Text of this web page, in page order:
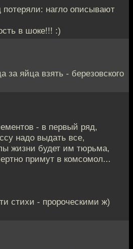
нагло описывают
в шоке!!! :)
за яйца взять - березовского
- в первый ряд,
надо выдать все,
жизни будет им тюрьма,
примут в комсомол...
стихи - пророческими ж)